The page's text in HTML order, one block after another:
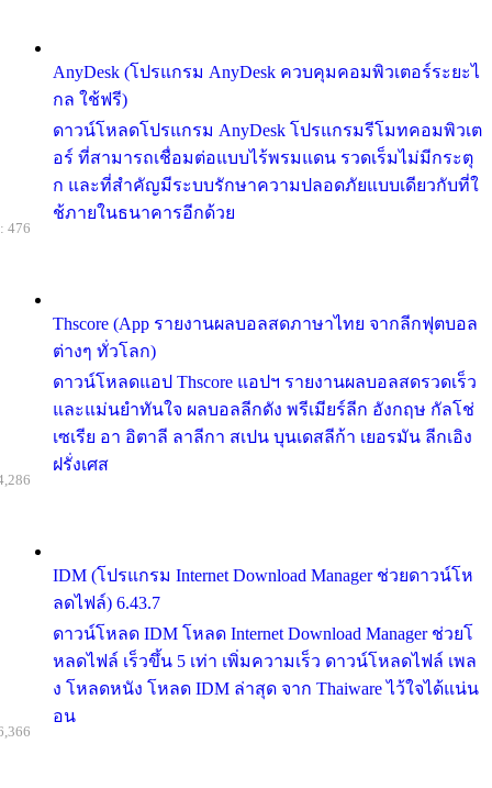
AnyDesk (โปรแกรม AnyDesk ควบคุมคอมพิวเตอร์ระยะไ
กล ใช้ฟรี)
ดาวน์โหลดโปรแกรม AnyDesk โปรแกรมรีโมทคอมพิวเต
อร์ ที่สามารถเชื่อมต่อแบบไร้พรมแดน รวดเร็มไม่มีกระตุ
ก และที่สำคัญมีระบบรักษาความปลอดภัยแบบเดียวกับที่ใ
ช้ภายในธนาคารอีกด้วย
Thscore (App รายงานผลบอลสดภาษาไทย จากลีกฟุตบอล
ต่างๆ ทั่วโลก)
ดาวน์โหลดแอป Thscore แอปฯ รายงานผลบอลสดรวดเร็ว
และแม่นยำทันใจ ผลบอลลีกดัง พรีเมียร์ลีก อังกฤษ กัลโช่
เซเรีย อา อิตาลี ลาลีกา สเปน บุนเดสลีก้า เยอรมัน ลีกเอิง
ฝรั่งเศส
476
IDM (โปรแกรม Internet Download Manager ช่วยดาวน์โห
ลดไฟล์) 6.43.7
ดาวน์โหลด IDM โหลด Internet Download Manager ช่วยโ
หลดไฟล์ เร็วขึ้น 5 เท่า เพิ่มความเร็ว ดาวน์โหลดไฟล์ เพล
ง โหลดหนัง โหลด IDM ล่าสุด จาก Thaiware ไว้ใจได้แน่น
อน